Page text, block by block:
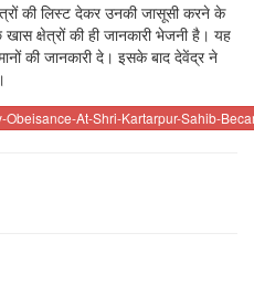
की लिस्ट देकर उनकी जासूसी करने के
क्षेत्रों की ही जानकारी भेजनी है। यह
की जानकारी दे। इसके बाद देवेंद्र ने
Obeisance-At-Shri-Kartarpur-Sahib-